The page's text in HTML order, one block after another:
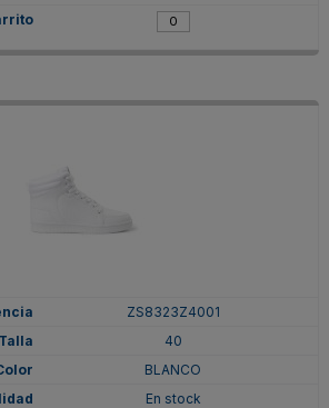
ZS8323Z4001
40
BLANCO
En stock